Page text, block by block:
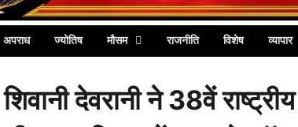
अपराध ज्योतिष मौसम राजनीति विशेष व्यापार
शिवानी देवरानी ने 38वें